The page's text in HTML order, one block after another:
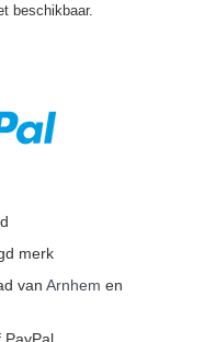
beschikbaar.
merk
van Arnhem en